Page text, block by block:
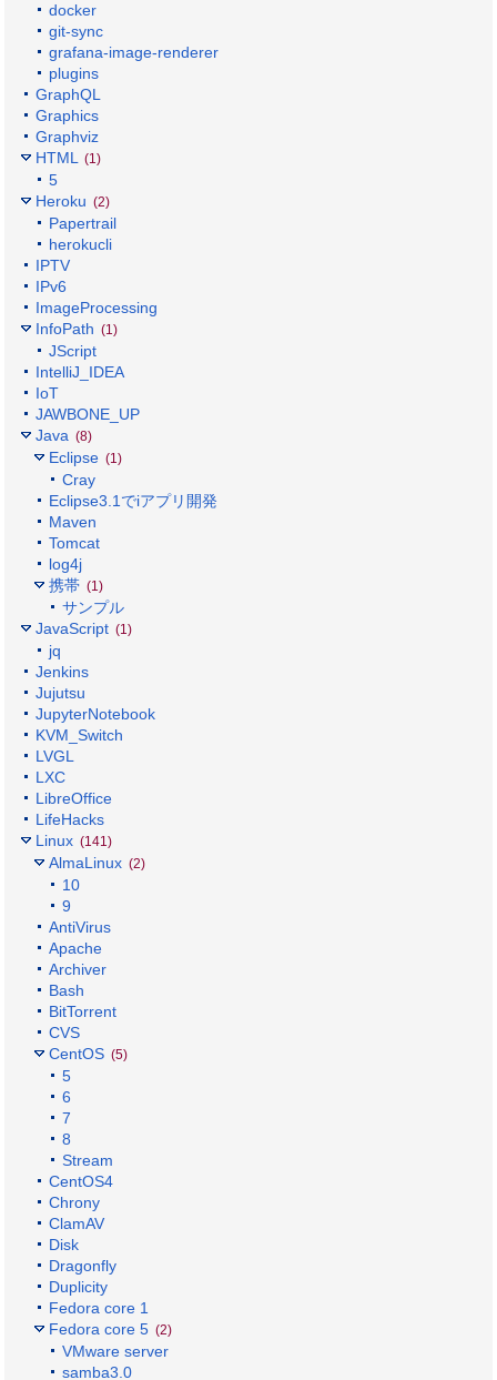
docker
git-sync
grafana-image-renderer
plugins
GraphQL
Graphics
Graphviz
HTML (1)
5
Heroku (2)
Papertrail
herokucli
IPTV
IPv6
ImageProcessing
InfoPath (1)
JScript
IntelliJ_IDEA
IoT
JAWBONE_UP
Java (8)
Eclipse (1)
Cray
Eclipse3.1でiアプリ開発
Maven
Tomcat
log4j
携帯 (1)
サンプル
JavaScript (1)
jq
Jenkins
Jujutsu
JupyterNotebook
KVM_Switch
LVGL
LXC
LibreOffice
LifeHacks
Linux (141)
AlmaLinux (2)
10
9
AntiVirus
Apache
Archiver
Bash
BitTorrent
CVS
CentOS (5)
5
6
7
8
Stream
CentOS4
Chrony
ClamAV
Disk
Dragonfly
Duplicity
Fedora core 1
Fedora core 5 (2)
VMware server
samba3.0